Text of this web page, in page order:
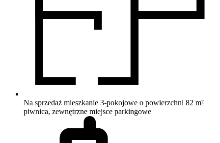
Na sprzedaż mieszkanie 3-pokojowe o powierzchni 82 m²
piwnica, zewnętrzne miejsce parkingowe